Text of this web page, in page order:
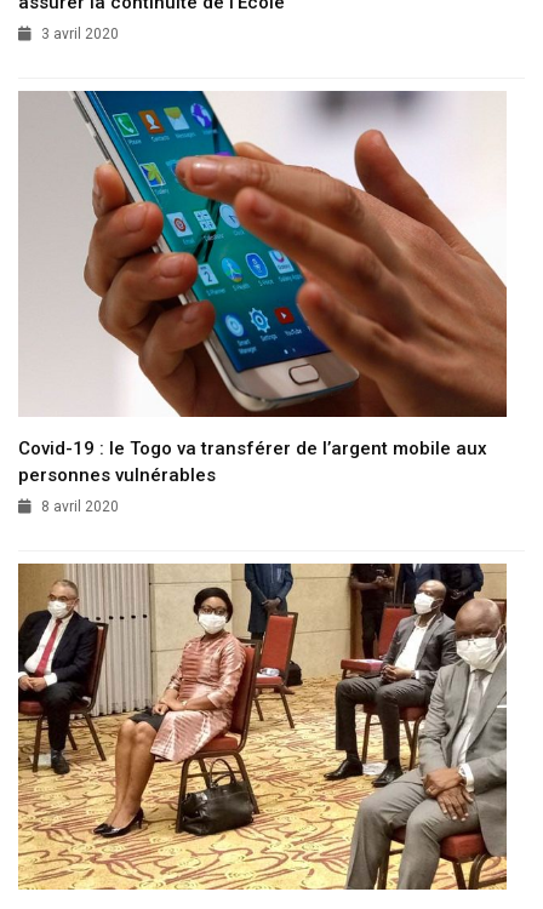
3 avril 2020
Covid-19 : le Togo va transférer de l’argent mobile aux
personnes vulnérables
8 avril 2020